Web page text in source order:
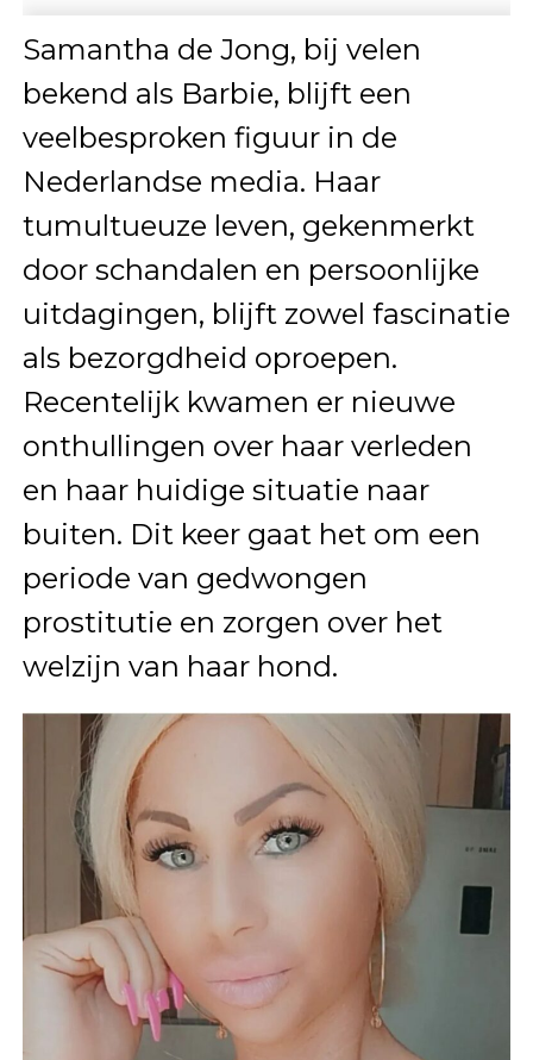
Samantha de Jong, bij velen
bekend als Barbie, blijft een
veelbesproken figuur in de
Nederlandse media. Haar
tumultueuze leven, gekenmerkt
door schandalen en persoonlijke
uitdagingen, blijft zowel fascinatie
als bezorgdheid oproepen.
Recentelijk kwamen er nieuwe
onthullingen over haar verleden
en haar huidige situatie naar
buiten. Dit keer gaat het om een
periode van gedwongen
prostitutie en zorgen over het
welzijn van haar hond.